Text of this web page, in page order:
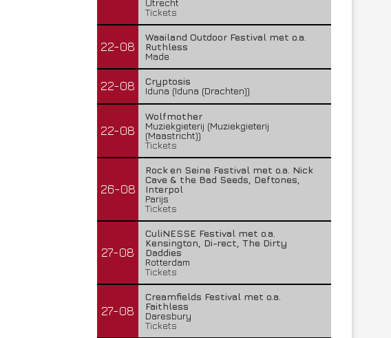
Utrecht
Tickets
22-08
Waailand Outdoor Festival met o.a.
Ruthless
Made
22-08
Cryptosis
Iduna (Iduna (Drachten))
22-08
Wolfmother
Muziekgieterij (Muziekgieterij
(Maastricht))
Tickets
26-08
Rock en Seine Festival met o.a. Nick
Cave & the Bad Seeds, Deftones,
Interpol
Parijs
Tickets
27-08
CuliNESSE Festival met o.a.
Kensington, Di-rect, The Dirty
Daddies
Rotterdam
Tickets
27-08
Creamfields Festival met o.a.
Faithless
Daresbury
Tickets